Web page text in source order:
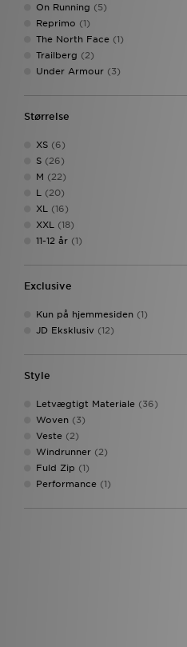
On Running (5)
Reprimo (1)
The North Face (1)
Trailberg (2)
Under Armour (3)
Størrelse
XS (6)
S (26)
M (22)
L
(20)
XL
(16)
XXL
(18)
11-12 år (1)
Exclusive
Kun på hjemmesiden (1)
JD Eksklusiv (12)
Style
Letvægtigt Materiale (36)
Woven (3)
Veste (2)
Windrunner (2)
Fuld Zip (1)
Performance (1)